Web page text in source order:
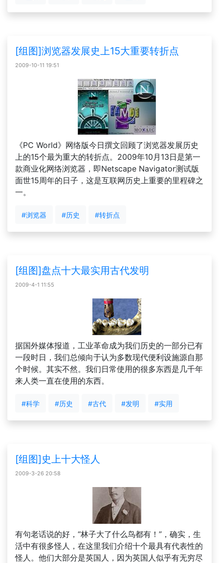
[组图]浏览器发展史上15大重要转折点
2009-10-11 19:51
《PC World》网络版今日撰文回顾了浏览器发展历史
上的15个最为重大的转折点。2009年10月13日是第一
款商业化网络浏览器，即Netscape Navigator测试版
面世15周年的日子，这是互联网历史上重要的里程碑之
一。
#浏览器 #历史 #转折点
[组图]盘点十大最实用古代发明
2009-4-1 11:55
据国外媒体报道，工业革命成为我们历史的一部分已有
一段时日，我们总倾向于认为多数现代便利设施源自那
个时候。其实不然。我们日常使用的很多东西是几千年
来人类一直在使用的东西。
#科学 #历史 #古代 #发明 #实用
[组图]史上十大怪人
2009-3-26 20:58
有句老话说的好，“林子大了什么鸟都有！”，确实，生
活中有很多怪人，在这里我们介绍十个最具有代表性的
怪人。他们大部分是英国人，因为英国人似乎有无穷尽